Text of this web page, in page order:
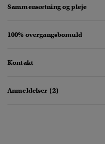
Sammensætning og pleje
100% overgangsbomuld
Kontakt
Anmeldelser (2)